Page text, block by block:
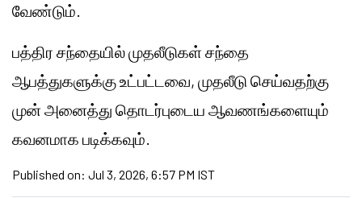
வேண்டும்.
பத்திர சந்தையில் முதலீடுகள் சந்தை
ஆபத்துகளுக்கு உட்பட்டவை, முதலீடு செய்வதற்கு
முன் அனைத்து தொடர்புடைய ஆவணங்களையும்
கவனமாக படிக்கவும்.
Published on: Jul 3, 2026, 6:57 PM IST